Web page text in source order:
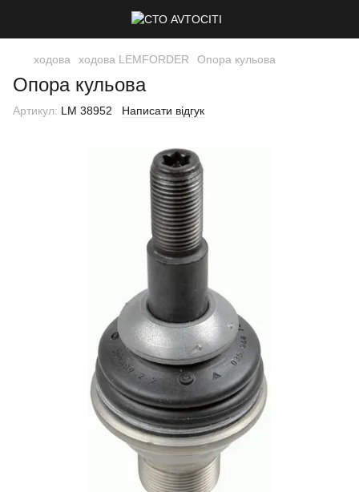
ходова ходова LEMFORDER Опора кульова
Опора кульова
Артикул: LM 38952 Написати відгук